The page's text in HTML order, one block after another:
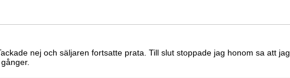
nej och säljaren fortsatte prata. Till slut stoppade jag honom sa att jag